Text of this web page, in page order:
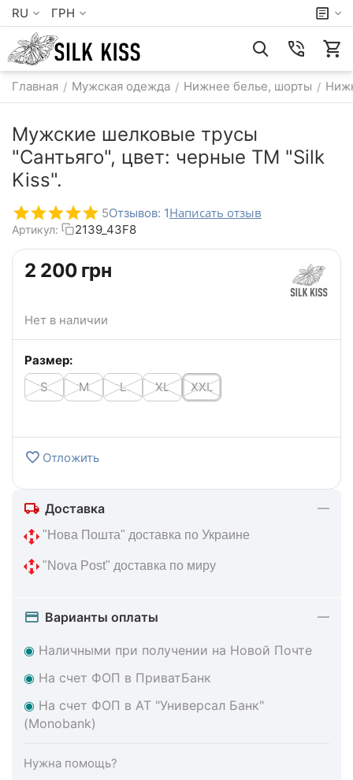
RU ГРН
Главная / Мужская одежда / Нижнее белье, шорты /
Мужские шелковые трусы
"Сантьяго", цвет: черные TM "Silk
Kiss".
5Отзывов: 1Написать отзыв
Артикул: 2139_43F8
‍2 200‍ грн
Нет в наличии
Размер:
S
M L XL XXL
Отложить
Доставка
"Нова Пошта" доставка по Украине
"Nova Post" доставка по миру
Варианты оплаты
◉ Наличными при получении на Новой Почте
◉ На счет ФОП в ПриватБанк
◉ На счет ФОП в АТ "Универсал Банк"
(Monobank)
Нужна помощь?